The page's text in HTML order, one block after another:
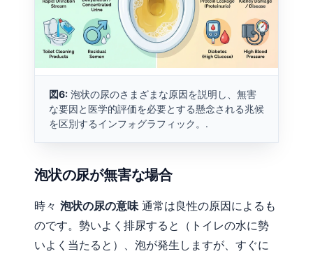
図6: 泡状の尿のさまざまな原因を説明し、無害
な要因と医学的評価を必要とする懸念される兆候
を区別するインフォグラフィック。.
泡状の尿が無害な場合
時々 泡状の尿の意味 通常は良性の原因によるも
のです。勢いよく排尿すると（トイレの水に勢
いよく当たると）、泡が発生しますが、すぐに
Tiếng Việt
Tagalog
ไทย
ဗမာစာ
Kiswahili
አማርኛ
O‘zbekcha
Català
Қазақ тілі